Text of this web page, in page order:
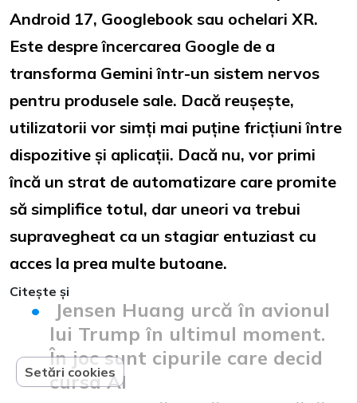
Android 17, Googlebook sau ochelari XR.
Este despre încercarea Google de a
transforma Gemini într-un sistem nervos
pentru produsele sale. Dacă reușește,
utilizatorii vor simți mai puține fricțiuni între
dispozitive și aplicații. Dacă nu, vor primi
încă un strat de automatizare care promite
să simplifice totul, dar uneori va trebui
supravegheat ca un stagiar entuziast cu
acces la prea multe butoane.
Citește și
Jensen Huang urcă în avionul
lui Trump în ultimul moment.
În joc sunt cipurile care decid
cursa AI
Setări cookies